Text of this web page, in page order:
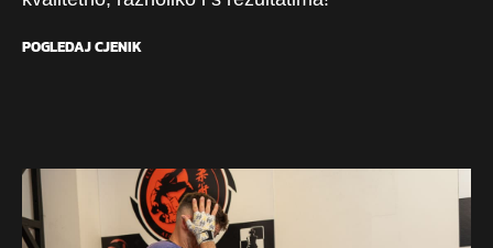
POGLEDAJ CJENIK